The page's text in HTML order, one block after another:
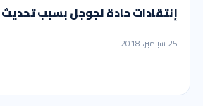
إنتقادات حادة لجوجل بسبب تحديث
25 سبتمبر، 2018